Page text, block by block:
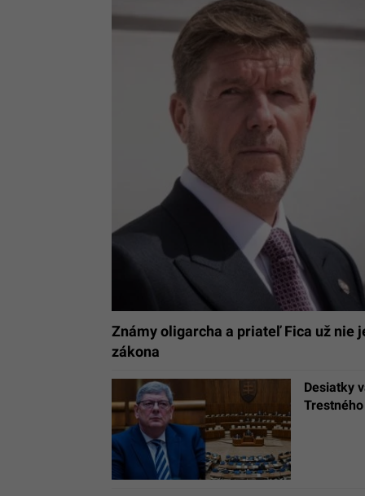
Známy oligarcha a priateľ Fica už nie
zákona
Desiatky